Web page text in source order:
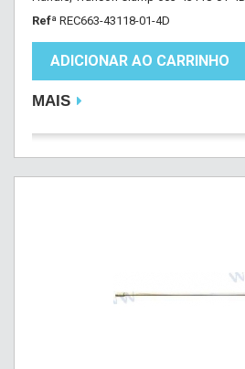
Refª REC663-43118-01-4D
ADICIONAR AO CARRINHO
MAIS